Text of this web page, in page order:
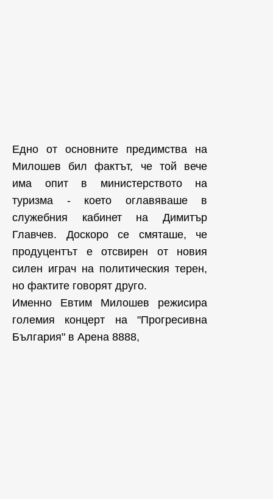
Едно от основните предимства на
Милошев бил фактът, че той вече
има опит в министерството на
туризма - което оглавяваше в
служебния кабинет на Димитър
Главчев. Доскоро се смяташе, че
продуцентът е отсвирен от новия
силен играч на политическия терен,
но фактите говорят друго.
Именно Евтим Милошев режисира
големия концерт на "Прогресивна
България" в Арена 8888,